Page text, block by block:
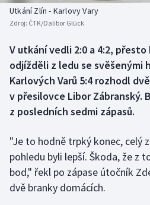
Boby a skeleton
Box
Curling
Futsal
Golf
AZ kvíz
Utkání Zlín - Karlovy Vary
Zdroj: ČTK/Dalibor Glück
V utkání vedli 2:0 a 4:2,
odjížděli z ledu se svěšenými
Karlových Varů 5:4 rozhodl
v přesilovce Libor Zábranský.
z posledních sedmi zápasů.
"Je to hodně trpký konec, celý
pohledu byli lepší. Škoda, že z
bod," řekl po zápase útočník
dvě branky domácích.